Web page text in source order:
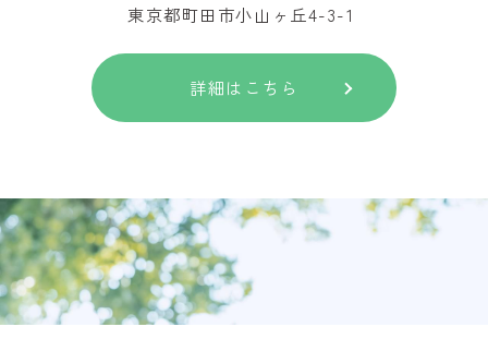
東京都町田市小山ヶ丘4-3-1
詳細はこちら